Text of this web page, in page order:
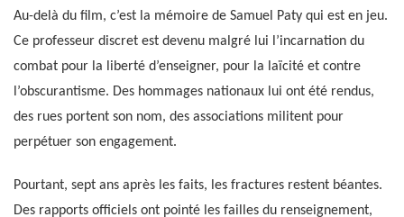
Au-delà du film, c’est la mémoire de Samuel Paty qui est en jeu.
Ce professeur discret est devenu malgré lui l’incarnation du
combat pour la liberté d’enseigner, pour la laïcité et contre
l’obscurantisme. Des hommages nationaux lui ont été rendus,
des rues portent son nom, des associations militent pour
perpétuer son engagement.
Pourtant, sept ans après les faits, les fractures restent béantes.
Des rapports officiels ont pointé les failles du renseignement,